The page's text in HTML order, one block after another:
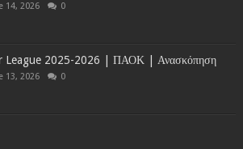
14, 2026 0
League 2025-2026 | ΠΑΟΚ | Ανασκόπηση
13, 2026 0